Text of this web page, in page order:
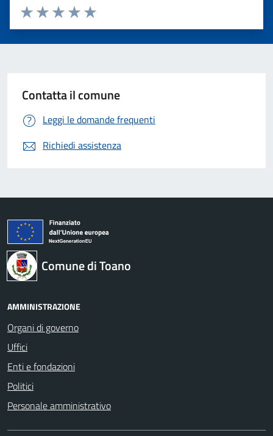
Valuta 5 stelle su 5
Valuta 4 stelle su 5
Valuta 3 stelle su 5
Valuta 2 stelle su 5
Valuta 1 stelle su 5
Contatta il comune
Leggi le domande frequenti
Richiedi assistenza
Comune di Toano
AMMINISTRAZIONE
Organi di governo
Uffici
Enti e fondazioni
Politici
Personale amministrativo